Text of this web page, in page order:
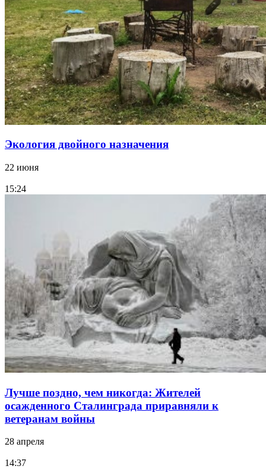
Экология двойного назначения
22 июня
15:24
Лучше поздно, чем никогда: Жителей
осажденного Сталинграда приравняли к
ветеранам войны
28 апреля
14:37